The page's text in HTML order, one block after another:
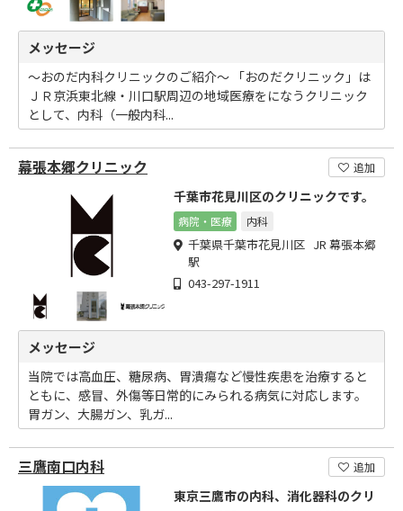
メッセージ
～おのだ内科クリニックのご紹介～ 「おのだクリニック」は
ＪＲ京浜東北線・川口駅周辺の地域医療をになうクリニック
として、内科（一般内科...
幕張本郷クリニック 追加
千葉市花見川区のクリニックです。
病院・医療 内科
千葉県千葉市花見川区 JR 幕張本郷
駅
043-297-1911
メッセージ
当院では高血圧、糖尿病、胃潰瘍など慢性疾患を治療すると
ともに、感冒、外傷等日常的にみられる病気に対応します。
胃ガン、大腸ガン、乳ガ...
三鷹南口内科 追加
東京三鷹市の内科、消化器科のクリ